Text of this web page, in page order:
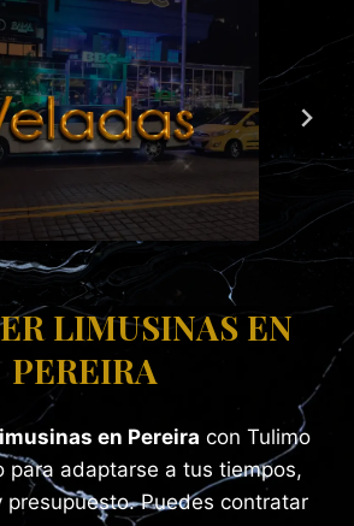
LIMUSINAS EN
PEREIRA
en Pereira con Tulimo
para adaptarse a tus tiempos,
presupuesto. Puedes contratar